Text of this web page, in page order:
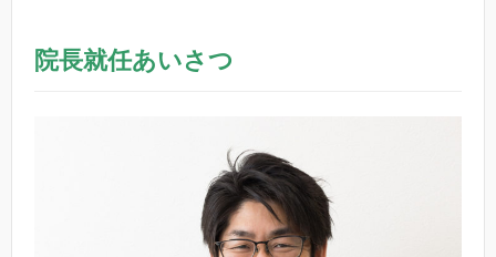
院長就任あいさつ